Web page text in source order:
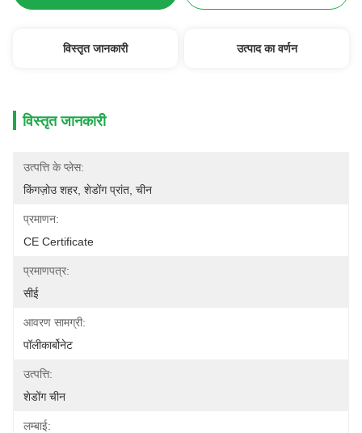
विस्तृत जानकारी उत्पाद का वर्णन
विस्तृत जानकारी
उत्पत्ति के प्लेस:
किंगज़ोउ शहर, शेडोंग प्रांत, चीन
प्रमाणन:
CE Certificate
प्रमाणपत्र:
सीई
आवरण सामग्री:
पॉलीकार्बोनेट
उत्पत्ति:
शेडोंग चीन
लम्बाई: